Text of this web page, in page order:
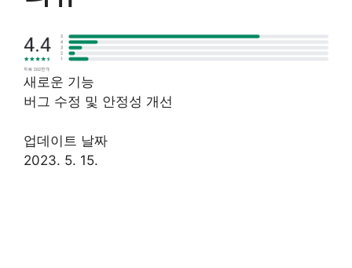
새로운 기능
버그 수정 및 안정성 개선
업데이트 날짜
2023. 5. 15.